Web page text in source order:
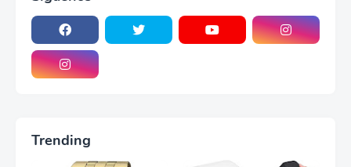
Trending